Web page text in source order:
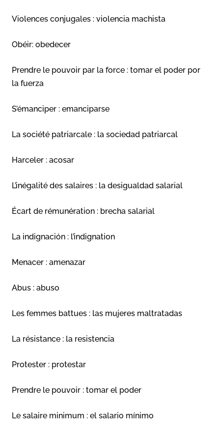
Violences conjugales : violencia machista
Obéir: obedecer
Prendre le pouvoir par la force : tomar el poder por
la fuerza
S’émanciper : emanciparse
La société patriarcale : la sociedad patriarcal
Harceler : acosar
L’inégalité des salaires : la desigualdad salarial
Écart de rémunération : brecha salarial
La indignación : l’indignation
Menacer : amenazar
Abus : abuso
Les femmes battues : las mujeres maltratadas
La résistance : la resistencia
Protester : protestar
Prendre le pouvoir : tomar el poder
Le salaire minimum : el salario mínimo